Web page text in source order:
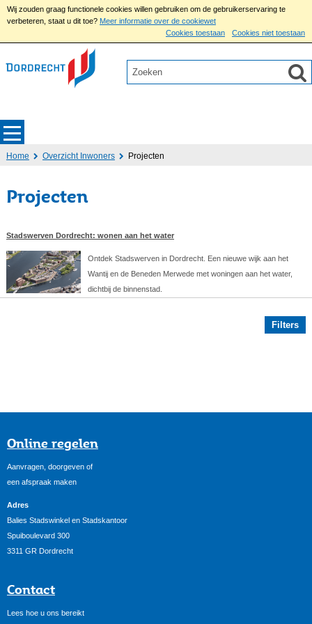
Wij zouden graag functionele cookies willen gebruiken om de gebruikerservaring te
verbeteren, staat u dit toe? Meer informatie over de cookiewet
Cookies toestaan
Cookies niet toestaan
Home Overzicht Inwoners Projecten
Projecten
Stadswerven Dordrecht: wonen aan het water
Ontdek Stadswerven in Dordrecht. Een nieuwe wijk aan het
Wantij en de Beneden Merwede met woningen aan het water,
dichtbij de binnenstad.
Filters
Online regelen
Aanvragen, doorgeven of
een afspraak maken
Adres
Balies Stadswinkel en Stadskantoor
Spuiboulevard 300
3311 GR Dordrecht
Contact
Lees hoe u ons bereikt